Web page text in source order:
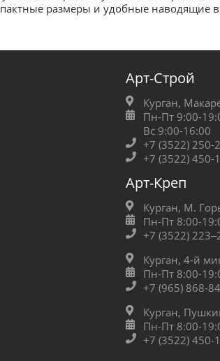
размеры и удобные наводящие
Арт-Строй
Курган,
Пн-Пт 9:00-
Вс 9:00-16:00
+7 (3522) 250-
+7 (3522) 450-
Арт-Креп
Курган, М.
Пн-Пт 8:00-
+7 (3522)
Курган, 4-й
Пн-Пт 8:00-
+7 (965) 868-
Курган,
Пн-Пт 8:00-
+7 (3522) 450-